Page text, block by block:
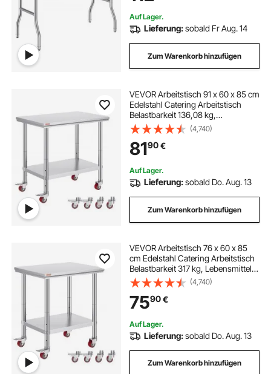
Metzgertisch Küche
Auf Lager.
Lieferung:sobald Fr Aug. 14
Zum Warenkorb hinzufügen
VEVOR Arbeitstisch 91 x 60 x 85 cm
Edelstahl Catering Arbeitstisch
Belastbarkeit 136,08 kg,
Lebensmittel Zubereitungstisch mit
Nachlauf Gewerbliche Arbeitstisch
für Küche Bar 4 verstellbare Füße
(4,740)
8190€
Auf Lager.
Lieferung:sobald Do. Aug. 13
Zum Warenkorb hinzufügen
VEVOR Arbeitstisch 76 x 60 x 85
cm Edelstahl Catering Arbeitstisch
Belastbarkeit 317 kg, Lebensmittel
Zubereitungstisch mit Nachlauf
gewerblicher Küchentisch für Küche
Bar rollbar
(4,740)
7590€
Auf Lager.
Lieferung:sobald Do. Aug. 13
Zum Warenkorb hinzufügen